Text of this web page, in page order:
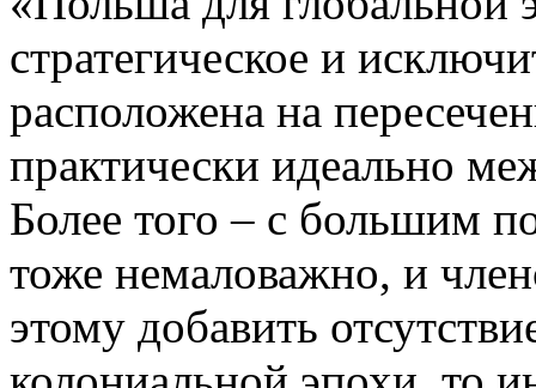
стратегическое и
расположена на
практически идеально
Более того – с большим
тоже немаловажно, и
этому добавить